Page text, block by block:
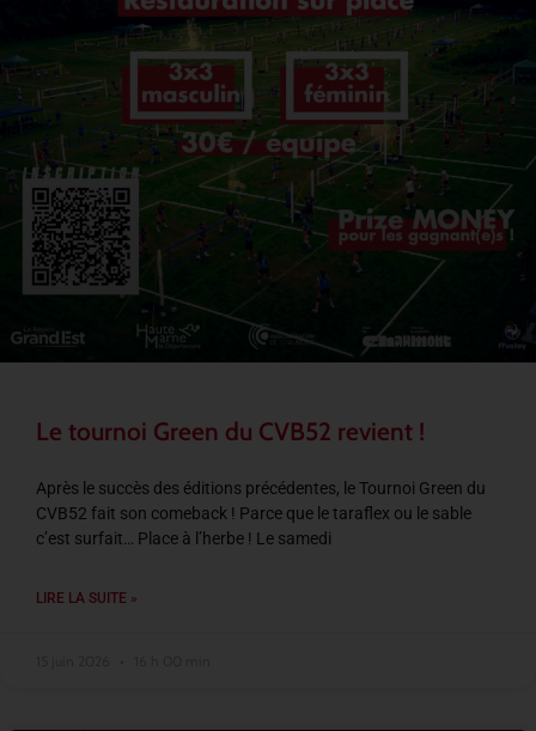
Le tournoi Green du CVB52 revient !
Après le succès des éditions précédentes, le Tournoi Green du
CVB52 fait son comeback ! Parce que le taraflex ou le sable
c’est surfait… Place à l’herbe ! Le samedi
LIRE LA SUITE »